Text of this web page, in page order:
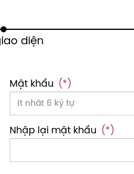
Mật khẩu (*)
Nhập lại mật khẩu (*)